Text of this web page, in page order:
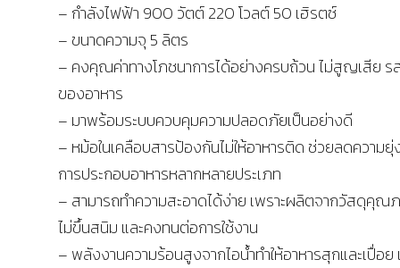
– กำลังไฟฟ้า 900 วัตต์ 220 โวลต์ 50 เฮิรตซ์
– ขนาดความจุ 5 ลิตร
– คงคุณค่าทางโภชนาการได้อย่างครบถ้วน ไม่สูญเสีย ร
ของอาหาร
– มาพร้อมระบบควบคุมความปลอดภัยเป็นอย่างดี
– หม้อในเคลือบสารป้องกันไม่ให้อาหารติด ช่วยลดความยุ่
การประกอบอาหารหลากหลายประเภท
– สามารถทำความสะอาดได้ง่าย เพราะผลิตจากวัสดุคุณ
ไม่ขึ้นสนิม และคงทนต่อการใช้งาน
– พลังงานความร้อนสูงจากไอน้ำทำให้อาหารสุกและเปื่อย